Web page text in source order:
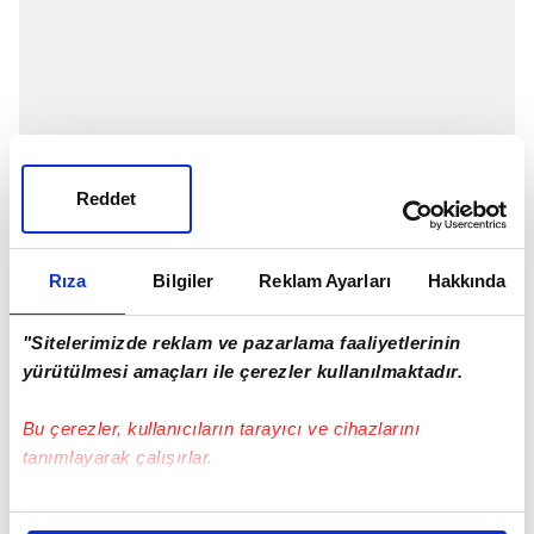
Rıza Bilgiler Reklam Ayarları Hakkında
"Sitelerimizde reklam ve pazarlama faaliyetlerinin
yürütülmesi amaçları ile çerezler kullanılmaktadır.
Bu çerezler, kullanıcıların tarayıcı ve cihazlarını
tanımlayarak çalışırlar.
Bu çerezlere izin vermeniz halinde sizlere özel
Reddet